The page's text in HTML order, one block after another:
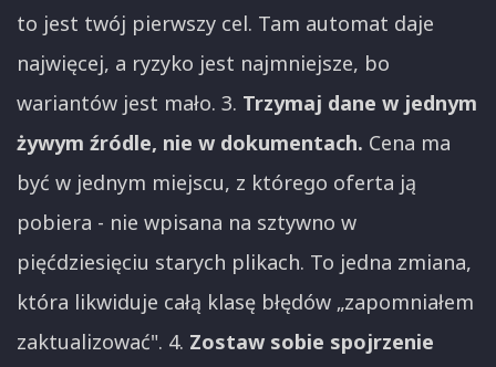
to jest twój pierwszy cel. Tam automat daje
najwięcej, a ryzyko jest najmniejsze, bo
wariantów jest mało. 3. Trzymaj dane w jednym
żywym źródle, nie w dokumentach. Cena ma
być w jednym miejscu, z którego oferta ją
pobiera - nie wpisana na sztywno w
pięćdziesięciu starych plikach. To jedna zmiana,
która likwiduje całą klasę błędów „zapomniałem
zaktualizować". 4. Zostaw sobie spojrzenie